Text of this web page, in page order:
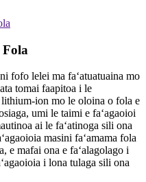
fofo lelei ma faʻatuatuaina mo
tomai faapitoa i le
lithium-ion mo le oloina o fola e
umi le taimi e faʻagaoioi
ai le faʻatinoga sili ona
masini faʻamama fola
e mafai ona e faʻalagolago i
i lona tulaga sili ona